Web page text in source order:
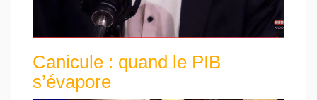
Canicule : quand le PIB
s’évapore